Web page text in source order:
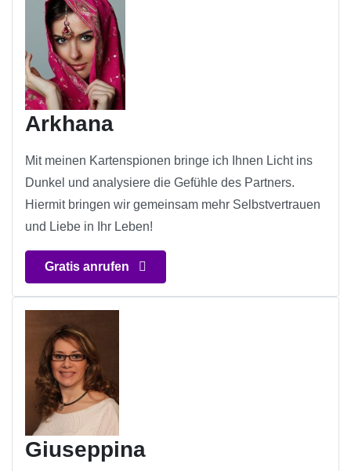
Arkhana
Mit meinen Kartenspionen bringe ich Ihnen Licht ins
Dunkel und analysiere die Gefühle des Partners.
Hiermit bringen wir gemeinsam mehr Selbstvertrauen
und Liebe in Ihr Leben!
Gratis anrufen
Giuseppina